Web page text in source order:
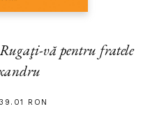
Rugaţi-vă pentru fratele
RON